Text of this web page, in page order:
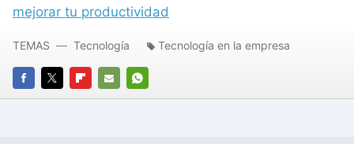
mejorar tu productividad
FACEBOOK
TWITTERFLIPBOARD
E-
WHATSAPP
TEMAS Tecnología Tecnología en la empresa